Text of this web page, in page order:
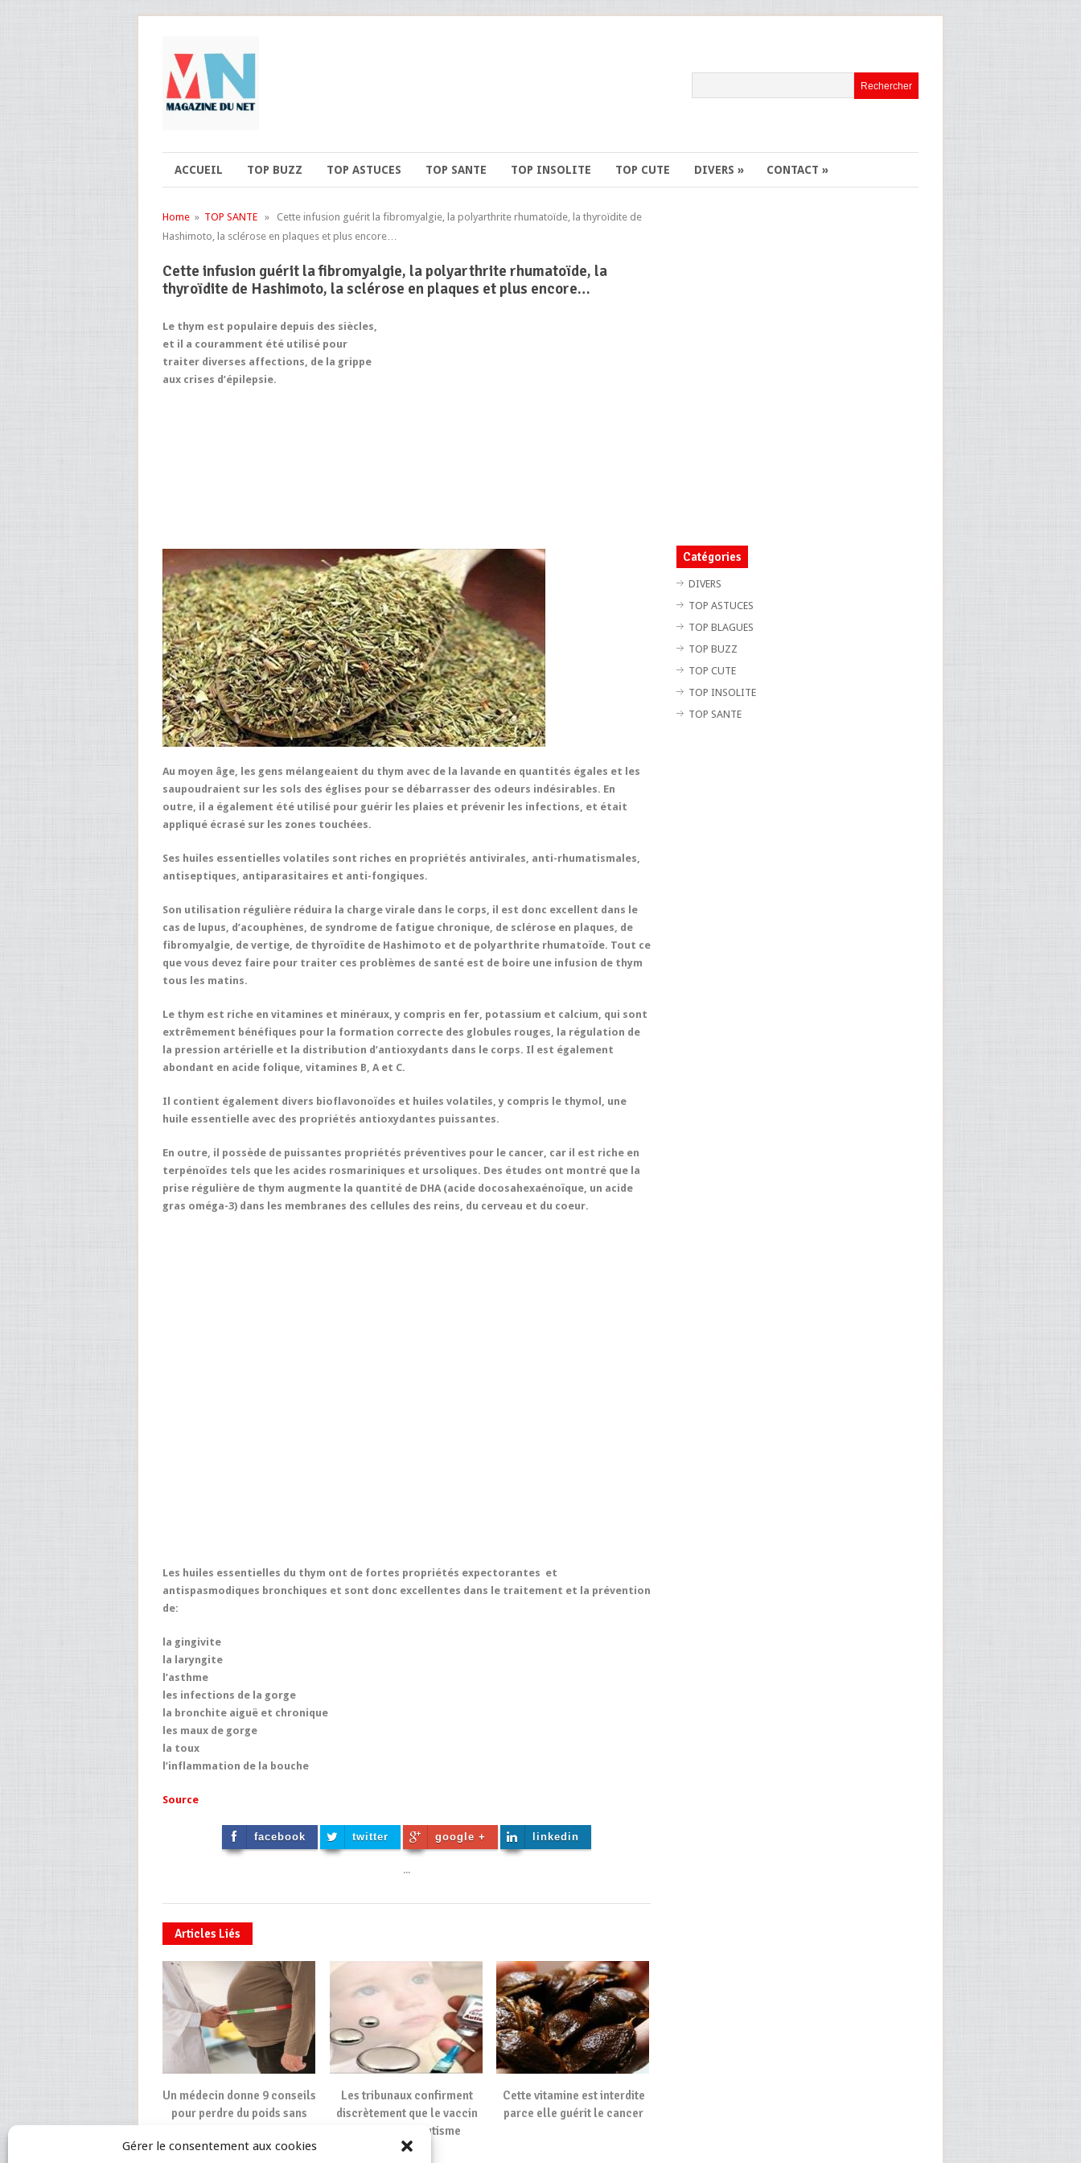
Gérer le consentement aux cookies
ACCUEIL TOP BUZZ TOP ASTUCES TOP SANTE TOP INSOLITE TOP CUTE DIVERS » CONTACT »
Home » TOP SANTE » Cette infusion guérit la fibromyalgie, la polyarthrite rhumatoïde, la thyroïdite de
Hashimoto, la sclérose en plaques et plus encore…
Cette infusion guérit la fibromyalgie, la polyarthrite rhumatoïde, la
thyroïdite de Hashimoto, la sclérose en plaques et plus encore…
Le thym est populaire depuis des siècles,
et il a couramment été utilisé pour
traiter diverses affections, de la grippe
aux crises d’épilepsie.
Au moyen âge, les gens mélangeaient du thym avec de la lavande en quantités égales et les
saupoudraient sur les sols des églises pour se débarrasser des odeurs indésirables. En
outre, il a également été utilisé pour guérir les plaies et prévenir les infections, et était
appliqué écrasé sur les zones touchées.
Ses huiles essentielles volatiles sont riches en propriétés antivirales, anti-rhumatismales,
antiseptiques, antiparasitaires et anti-fongiques.
Son utilisation régulière réduira la charge virale dans le corps, il est donc excellent dans le
cas de lupus, d’acouphènes, de syndrome de fatigue chronique, de sclérose en plaques, de
fibromyalgie, de vertige, de thyroïdite de Hashimoto et de polyarthrite rhumatoïde. Tout ce
que vous devez faire pour traiter ces problèmes de santé est de boire une infusion de thym
tous les matins.
Le thym est riche en vitamines et minéraux, y compris en fer, potassium et calcium, qui sont
extrêmement bénéfiques pour la formation correcte des globules rouges, la régulation de
la pression artérielle et la distribution d’antioxydants dans le corps. Il est également
abondant en acide folique, vitamines B, A et C.
Il contient également divers bioflavonoïdes et huiles volatiles, y compris le thymol, une
huile essentielle avec des propriétés antioxydantes puissantes.
En outre, il possède de puissantes propriétés préventives pour le cancer, car il est riche en
terpénoïdes tels que les acides rosmariniques et ursoliques. Des études ont montré que la
prise régulière de thym augmente la quantité de DHA (acide docosahexaénoïque, un acide
gras oméga-3) dans les membranes des cellules des reins, du cerveau et du coeur.
Les huiles essentielles du thym ont de fortes propriétés expectorantes et
antispasmodiques bronchiques et sont donc excellentes dans le traitement et la prévention
de:
la gingivite
la laryngite
l’asthme
les infections de la gorge
la bronchite aiguë et chronique
les maux de gorge
la toux
l’inflammation de la bouche
Source
facebook twitter google + linkedin
...
Articles Liés
Un médecin donne 9 conseils
pour perdre du poids sans
Les tribunaux confirment
discrètement que le vaccin
ROR cause l’autisme
Cette vitamine est interdite
parce elle guérit le cancer
Catégories
DIVERS
TOP ASTUCES
TOP BLAGUES
TOP BUZZ
TOP CUTE
TOP INSOLITE
TOP SANTE